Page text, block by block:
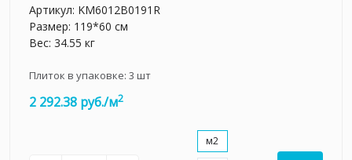
Артикул: KM6012B0191R
Размер: 119*60 см
Вес: 34.55 кг
Плиток в упаковке: 3 шт
2 292.38 руб./м2
м2